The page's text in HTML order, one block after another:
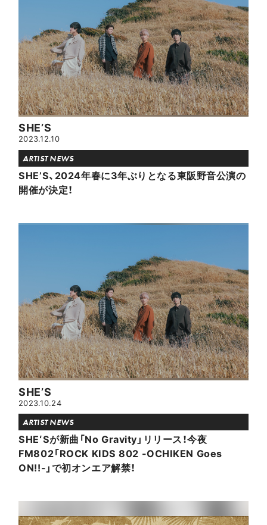
SHE’S
2023.12.10
ARTIST NEWS
SHE’S、2024年春に3年ぶりとなる東阪野音公演の
開催が決定！
SHE’S
2023.10.24
ARTIST NEWS
SHEʻSが新曲「No Gravity」リリース！今夜
FM802「ROCK KIDS 802 -OCHIKEN Goes
ON!!-」で初オンエア解禁！